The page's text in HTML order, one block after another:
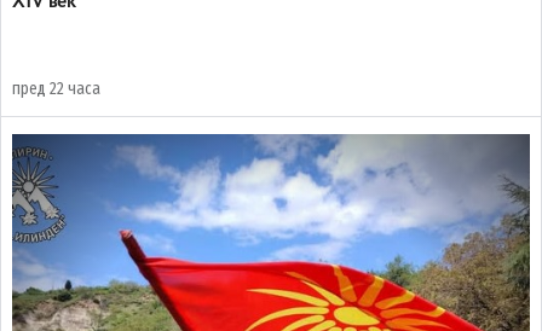
пред 22 часа